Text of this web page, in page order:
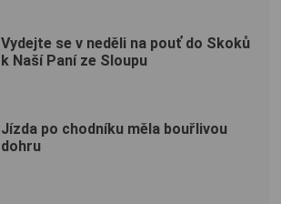
Vydejte se v neděli na pouť do Skoků
k Naší Paní ze Sloupu
Jízda po chodníku měla bouřlivou
dohru